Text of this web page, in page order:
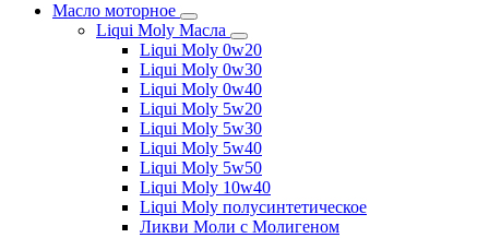
Масло моторное
Liqui Moly Масла
Liqui Moly 0w20
Liqui Moly 0w30
Liqui Moly 0w40
Liqui Moly 5w20
Liqui Moly 5w30
Liqui Moly 5w40
Liqui Moly 5w50
Liqui Moly 10w40
Liqui Moly полусинтетическое
Ликви Моли с Молигеном